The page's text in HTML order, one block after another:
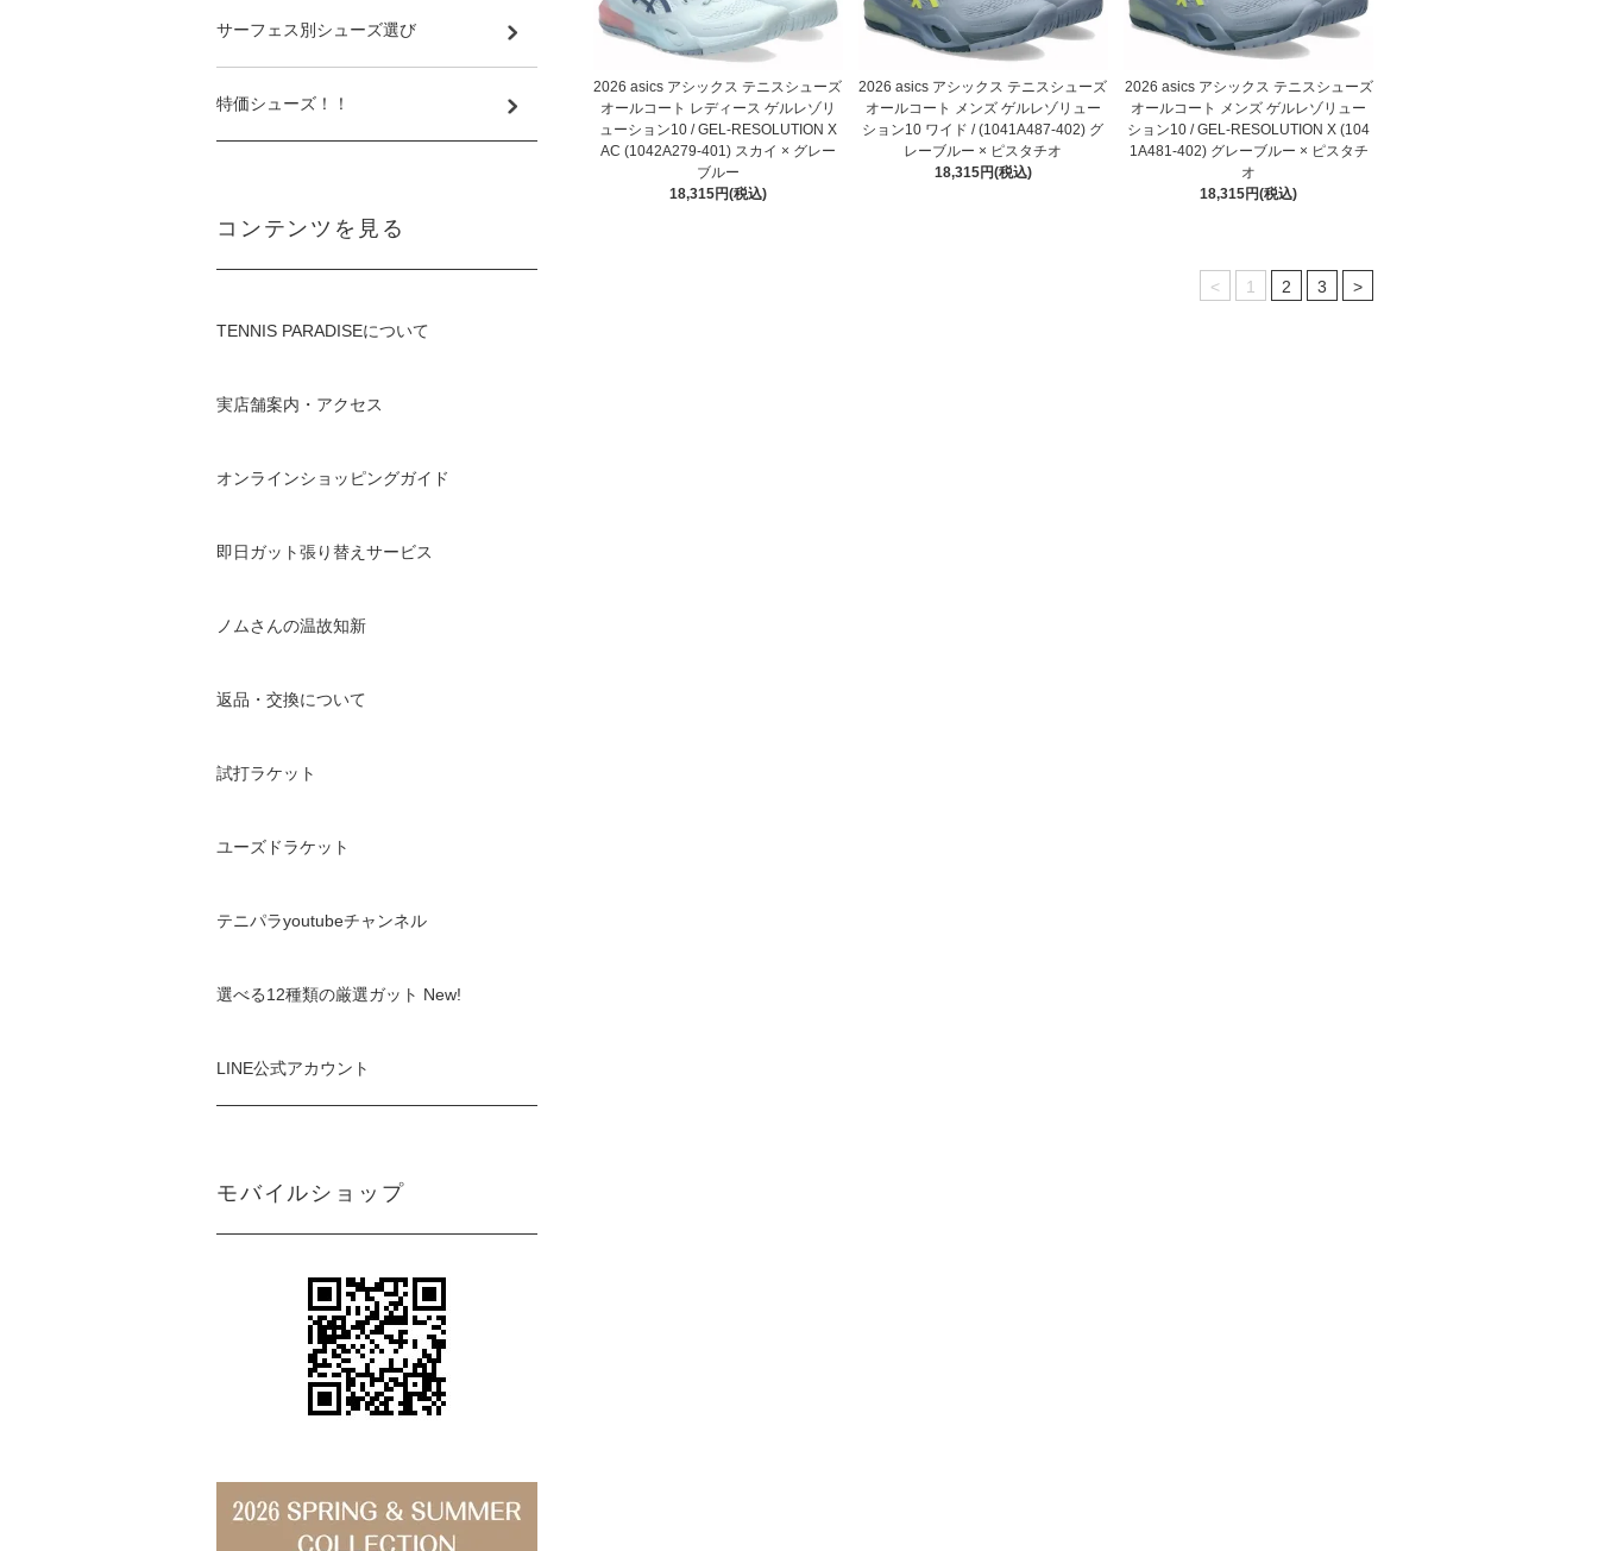
2026 asics アシックス テニスシューズ
オールコート レディース ゲルレゾリ
ューション10 / GEL-RESOLUTION X
AC (1042A279-401) スカイ × グレー
ブルー
18,315円(税込)
2026 asics アシックス テニスシューズ
オールコート メンズ ゲルレゾリュー
ション10 ワイド / (1041A487-402) グ
レーブルー × ピスタチオ
18,315円(税込)
2026 asics アシックス テニスシューズ
オールコート メンズ ゲルレゾリュー
ション10 / GEL-RESOLUTION X (104
1A481-402) グレーブルー × ピスタチ
オ
18,315円(税込)
< 1 2 3 >
サーフェス別シューズ選び
特価シューズ！！
コンテンツを見る
TENNIS PARADISEについて
実店舗案内・アクセス
オンラインショッピングガイド
即日ガット張り替えサービス
ノムさんの温故知新
返品・交換について
試打ラケット
ユーズドラケット
テニパラyoutubeチャンネル
選べる12種類の厳選ガット New!
LINE公式アカウント
モバイルショップ